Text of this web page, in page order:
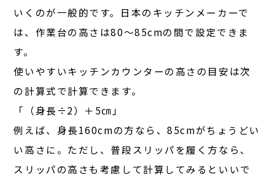
いくのが一般的です。日本のキッチンメーカーで
は、作業台の高さは80〜85cmの間で設定できま
す。
使いやすいキッチンカウンターの高さの目安は次
の計算式で計算できます。
「（身長÷2）＋5㎝」
例えば、身長160cmの方なら、85cmがちょうどい
い高さに。ただし、普段スリッパを履く方なら、
スリッパの高さも考慮して計算してみるといいで